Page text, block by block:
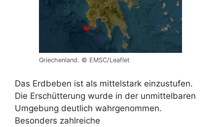
Griechenland. © EMSC/Leaflet
Das Erdbeben ist als mittelstark einzustufen.
Die Erschütterung wurde in der unmittelbaren
Umgebung deutlich wahrgenommen.
Besonders zahlreiche